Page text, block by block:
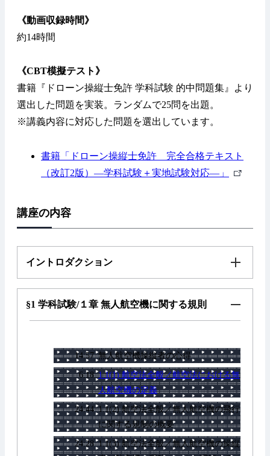
《動画収録時間》
約14時間
《CBT模擬テスト》
書籍『ドローン操縦士免許 学科試験 的中問題集』より
選出した問題を実装。ランダムで25問を出題。
※講義内容に対応した問題を選出しています。
書籍「ドローン操縦士免許 完全合格テキスト
（改訂2版）—学科試験＋実地試験対応—」
外
講座の内容
イントロダクション
§1 学科試験/１章 無人航空機に関する規則
14:57 無人航空機操縦者の心得
6:18 1.1(1) 航空法全般／航空法における無
人航空機の定義
24:44 1.1(2) 航空法全般／無人航空機の飛行
に関する規制の概要
24:28 1.1(3) 航空法全般／無人航空機の操縦